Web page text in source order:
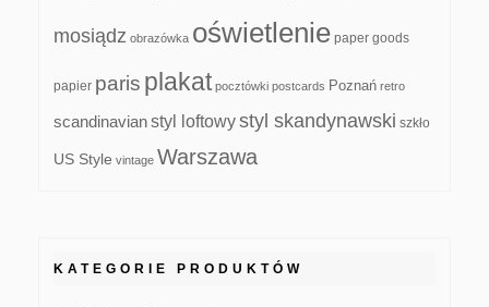
mosiądz obrazówka oświetlenie paper goods
papier paris plakat pocztówki postcards Poznań retro
scandinavianstyl loftowystyl skandynawski szkło
US Style vintage Warszawa
KATEGORIE PRODUKTÓW